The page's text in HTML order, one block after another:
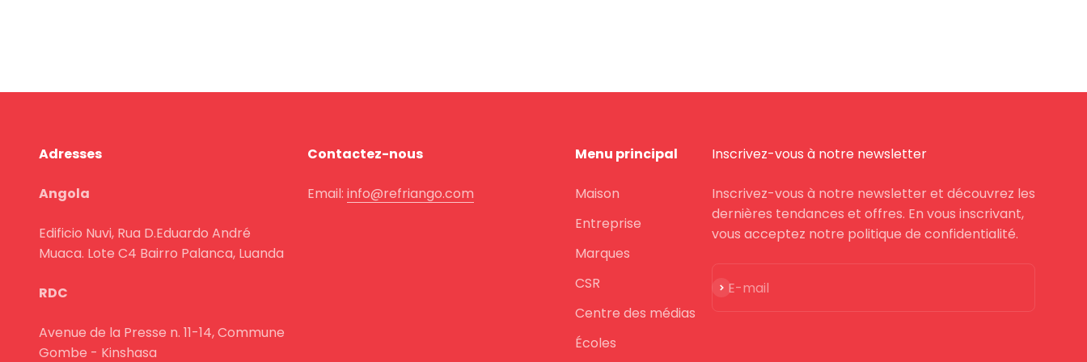
Adresses
Angola
Edificio Nuvi, Rua D.Eduardo André
Muaca. Lote C4 Bairro Palanca, Luanda
RDC
Avenue de la Presse n. 11-14, Commune
Gombe - Kinshasa
Contactez-nous
Email: info@refriango.com
Menu principal
Maison
Entreprise
Marques
CSR
Centre des médias
Écoles
Inscrivez-vous à notre newsletter
Inscrivez-vous à notre newsletter et découvrez les
dernières tendances et offres. En vous inscrivant,
vous acceptez notre politique de confidentialité.
E-mail
S'inscrire